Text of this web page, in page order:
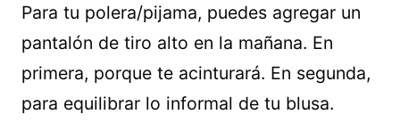
Para tu polera/pijama, puedes agregar un
pantalón de tiro alto en la mañana. En
primera, porque te acinturará. En segunda,
para equilibrar lo informal de tu blusa.